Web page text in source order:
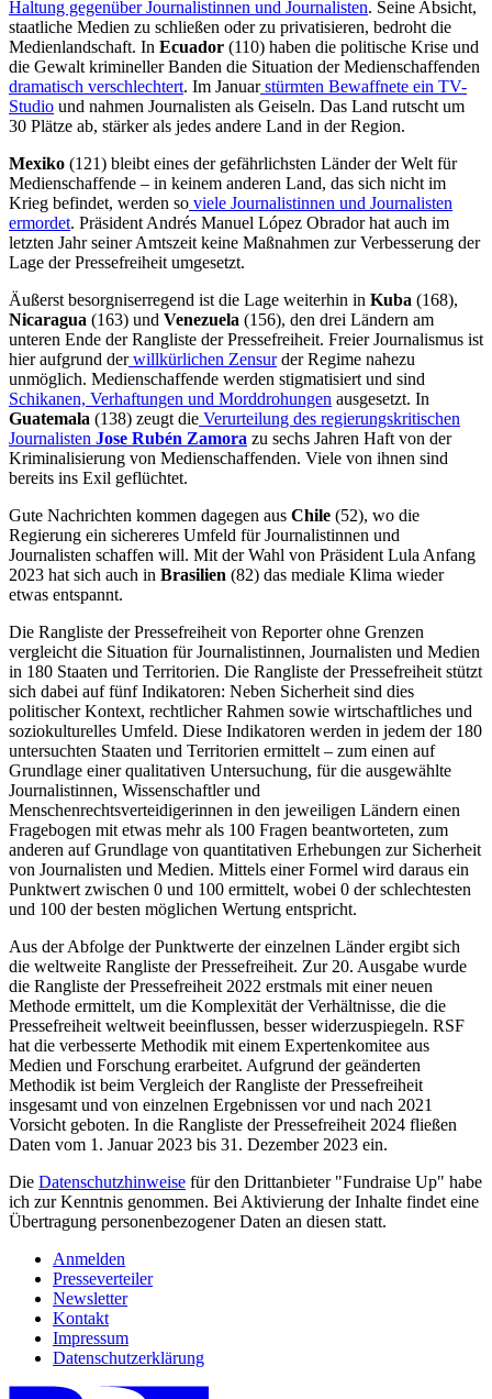
Haltung gegenüber Journalistinnen und Journalisten. Seine Absicht,
staatliche Medien zu schließen oder zu privatisieren, bedroht die
Medienlandschaft. In Ecuador (110) haben die politische Krise und
die Gewalt krimineller Banden die Situation der Medienschaffenden
dramatisch verschlechtert. Im Januarstürmten Bewaffnete ein TV-
Studio und nahmen Journalisten als Geiseln. Das Land rutscht um
30 Plätze ab, stärker als jedes andere Land in der Region.
Mexiko (121) bleibt eines der gefährlichsten Länder der Welt für
Medienschaffende – in keinem anderen Land, das sich nicht im
Krieg befindet, werden so viele Journalistinnen und Journalisten
ermordet. Präsident Andrés Manuel López Obrador hat auch im
letzten Jahr seiner Amtszeit keine Maßnahmen zur Verbesserung der
Lage der Pressefreiheit umgesetzt.
Äußerst besorgniserregend ist die Lage weiterhin in Kuba (168),
Nicaragua (163) und Venezuela (156), den drei Ländern am
unteren Ende der Rangliste der Pressefreiheit. Freier Journalismus ist
hier aufgrund derwillkürlichen Zensurder Regime nahezu
unmöglich. Medienschaffende werden stigmatisiert und sind
Schikanen, Verhaftungen und Morddrohungen ausgesetzt. In
Guatemala (138) zeugt die Verurteilung des regierungskritischen
Journalisten Jose Rubén Zamora zu sechs Jahren Haft von der
Kriminalisierung von Medienschaffenden. Viele von ihnen sind
bereits ins Exil geflüchtet.
Gute Nachrichten kommen dagegen aus Chile (52), wo die
Regierung ein sichereres Umfeld für Journalistinnen und
Journalisten schaffen will. Mit der Wahl von Präsident Lula Anfang
2023 hat sich auch in Brasilien (82) das mediale Klima wieder
etwas entspannt.
Die Rangliste der Pressefreiheit von Reporter ohne Grenzen
vergleicht die Situation für Journalistinnen, Journalisten und Medien
in 180 Staaten und Territorien. Die Rangliste der Pressefreiheit stützt
sich dabei auf fünf Indikatoren: Neben Sicherheit sind dies
politischer Kontext, rechtlicher Rahmen sowie wirtschaftliches und
soziokulturelles Umfeld. Diese Indikatoren werden in jedem der 180
untersuchten Staaten und Territorien ermittelt – zum einen auf
Grundlage einer qualitativen Untersuchung, für die ausgewählte
Journalistinnen, Wissenschaftler und
Menschenrechtsverteidigerinnen in den jeweiligen Ländern einen
Fragebogen mit etwas mehr als 100 Fragen beantworteten, zum
anderen auf Grundlage von quantitativen Erhebungen zur Sicherheit
von Journalisten und Medien. Mittels einer Formel wird daraus ein
Punktwert zwischen 0 und 100 ermittelt, wobei 0 der schlechtesten
und 100 der besten möglichen Wertung entspricht.
Aus der Abfolge der Punktwerte der einzelnen Länder ergibt sich
die weltweite Rangliste der Pressefreiheit. Zur 20. Ausgabe wurde
die Rangliste der Pressefreiheit 2022 erstmals mit einer neuen
Methode ermittelt, um die Komplexität der Verhältnisse, die die
Pressefreiheit weltweit beeinflussen, besser widerzuspiegeln. RSF
hat die verbesserte Methodik mit einem Expertenkomitee aus
Medien und Forschung erarbeitet. Aufgrund der geänderten
Methodik ist beim Vergleich der Rangliste der Pressefreiheit
insgesamt und von einzelnen Ergebnissen vor und nach 2021
Vorsicht geboten. In die Rangliste der Pressefreiheit 2024 fließen
Daten vom 1. Januar 2023 bis 31. Dezember 2023 ein.
Die Datenschutzhinweise für den Drittanbieter "Fundraise Up" habe
ich zur Kenntnis genommen. Bei Aktivierung der Inhalte findet eine
Übertragung personenbezogener Daten an diesen statt.
Anmelden
Presseverteiler
Newsletter
Kontakt
Impressum
Datenschutzerklärung